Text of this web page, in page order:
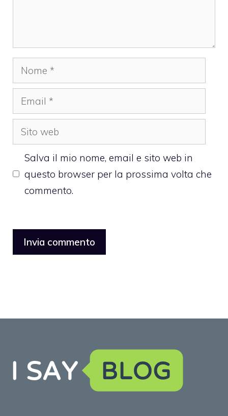
Nome
Email
Sito
web
Salva il mio nome, email e sito web in
questo browser per la prossima volta che
commento.